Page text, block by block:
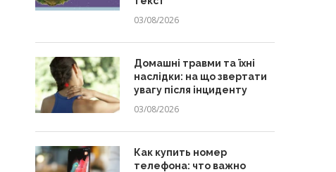
03/08/2026
Домашні травми та їхні
наслідки: на що звертати
увагу після інциденту
03/08/2026
Как купить номер
телефона: что важно